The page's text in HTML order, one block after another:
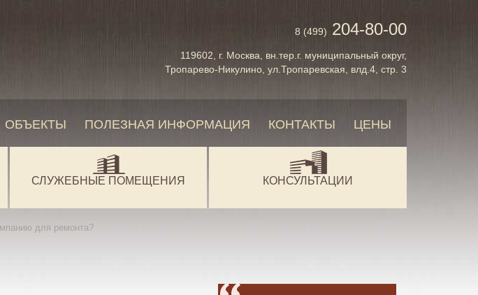
8 (499) 204-80-00
119602, г. Москва, вн.тер.г. муниципальный округ,
Тропарево-Никулино, ул.Тропаревская, влд.4, стр. 3
ОБЪЕКТЫ ПОЛЕЗНАЯ ИНФОРМАЦИЯ КОНТАКТЫ ЦЕНЫ
СЛУЖЕБНЫЕ ПОМЕЩЕНИЯ КОНСУЛЬТАЦИИ
для ремонта?